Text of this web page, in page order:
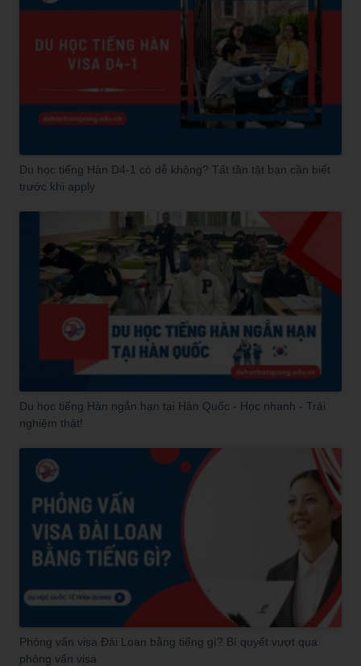
Du học tiếng Hàn D4-1 có dễ không? Tất tần tật bạn cần biết
trước khi apply
Du học tiếng Hàn ngắn hạn tại Hàn Quốc - Học nhanh - Trải
nghiệm thật!
Phỏng vấn visa Đài Loan bằng tiếng gì? Bí quyết vượt qua
phỏng vấn visa